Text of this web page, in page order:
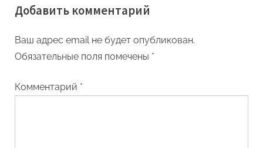
Добавить комментарий
Ваш адрес email не будет опубликован.
Обязательные поля помечены *
Комментарий *